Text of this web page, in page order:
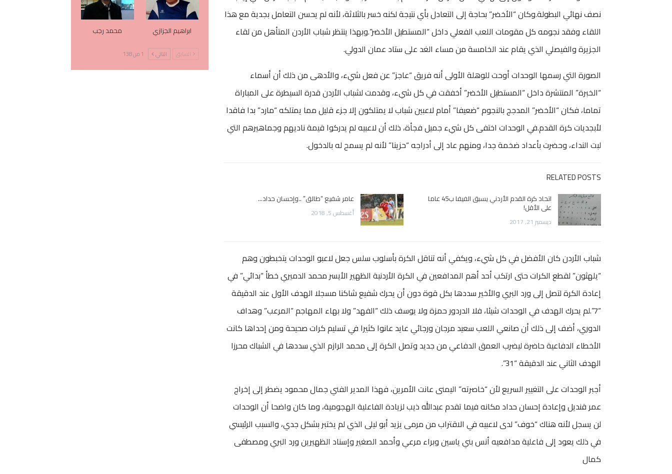
نصف نهائي البطولة.وكان “الأخضر” بحاجة إلى التعادل بأي نتيجة لكنه خسر بالثلاثة، لأنه لم يحسن التعامل بجدية مع هذا
اللقاء وفقد نجومه كل مقومات اللعب الفعلي داخل “المستطيل الأخضر”.وبهذا ينتظر شباب الأردن المتأهل من لقاء
الجزيرة والفيصلي الذي يقام عند الخامسة من مساء الغد على ستاد عمان الدولي.
الصورة التي رسمها الوحدات أوحت للوهلة الأولى أنه فريق “عاجز” عن فعل شيء، والأدهى من ذلك أن أسماء
“الخبرة” المنتشرة داخل “المستطيل الأخضر” أخفقت في كل شيء، وقدمت لشباب الأردن قدرة السيطرة على المباراة
تماما، فكان “الأخضر” المدجج بالنجوم “ضعيفا” أمام لاعبين شباب لا يمتلكون إلا جزء قليل مما يمتلكه “مارد” بدا فاقدا
لأبجديات كرة القدم.في الوحدات اختفى كل شيء جميل فجأة، ذلك أن لاعبيه لم يدركوا قيمة ناديهم وجماهيرهم التي
لبت النداء، وحضرت بأعداد ضخمة جدا، ومنهم عاد إلى أدراجه “حزينا” لأنه لم يسمح له بالدخول.
RELATED POSTS
اتحاد كرة القدم الأردني يسبق الفيفا ب45 عاما
على الأقل!
ديسمبر 21, 2017
عامر شفيع “طالق” ..وإحسان حداد…
أغسطس 5, 2018
شباب الأردن كان الأفضل في كل شيء، ويكفي أنه تناقل الكرة بأسلوب سلس جعل لاعبو الوحدات يتخبطون وهم
“يلهثون” لقطع الكرات حتى ارتكب أحد أهم المدافعين في الكرة الأردنية الظهير الأيسر محمد الدميري خطأ “بدائي” في
إعادة الكرة لتصل إلى ورد البري والأخير سددها بكل قوة دون أن يحرك شفيع شاكنا مسجلا الهدف الأول عند الدقيقة
“7”.لم يحرك الهدف في الوحدات شيئا، فلا الدردور حمزة ولا يوسف ذلك “الفهد” ولا بهاء المهاجم “المرعب” وهداف
الدوري، أضف إلى ذلك أن صانعي اللعب سعيد مرجان ورجائي عايد عانوا كثيرا في تسليم كرات صحيحة ومن إحداها كانت
الأخطاء الدفاعية حاضرة ليضرب العمق الدفاعي من جديد وتصل الكرة إلى محمد الرازم الذي سددها في الشباك محرزا
الهدف الثاني عند الدقيقة “31”.
أجبر الوحدات على التغيير السريع لأن “خاصرته” اليمنى عانت الأمرين، فهذا المدير الفني جمال محمود يضطر إلى إخراج
عمر قنديل وإعادة إحسان حداد مكانه فيما تقدم عبدالله ذيب لزيادة الفاعلية الهجومية، وما كان واضحا أن الوحدات
لن يسجل لأنه هناك “خوف” لدى لاعبيه في الاقتراب من مرمى يزيد أبو ليلى الذي لم يختبر بشكل جدي، والسبب الرئيسي
في ذلك يعود إلى فاعلية مدافعيه أنس بني ياسين وبراء مرعي وأحمد الصغير وإسناد الظهيرين ورد البري ومصطفى
كمال
ابراهيم الجزازي محمد رجب
السابق التالي 1 من 138